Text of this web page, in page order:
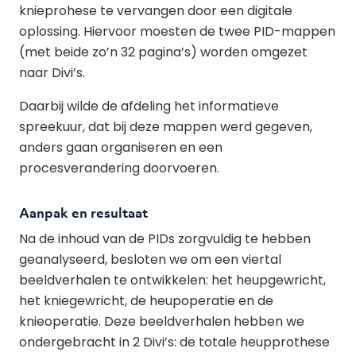
knieprohese te vervangen door een digitale
oplossing. Hiervoor moesten de twee PID-mappen
(met beide zo’n 32 pagina’s) worden omgezet
naar Divi’s.
Daarbij wilde de afdeling het informatieve
spreekuur, dat bij deze mappen werd gegeven,
anders gaan organiseren en een
procesverandering doorvoeren.
Aanpak en resultaat
Na de inhoud van de PIDs zorgvuldig te hebben
geanalyseerd, besloten we om een viertal
beeldverhalen te ontwikkelen: het heupgewricht,
het kniegewricht, de heupoperatie en de
knieoperatie. Deze beeldverhalen hebben we
ondergebracht in 2 Divi’s: de totale heupprothese